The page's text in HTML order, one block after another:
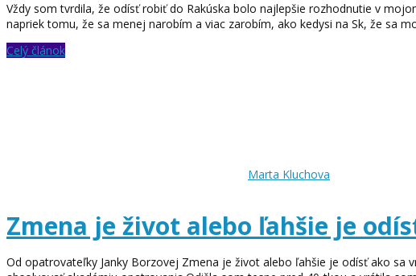
Vždy som tvrdila, že odísť robiť do Rakúska bolo najlepšie rozhodnutie v
napriek tomu, že sa menej narobím a viac zarobím, ako kedysi na Sk, že sa
Celý článok
Marta Kluchova
Zmena je život alebo ľahšie je
Od opatrovateľky Janky Borzovej Zmena je život alebo ľahšie je odísť ako sa